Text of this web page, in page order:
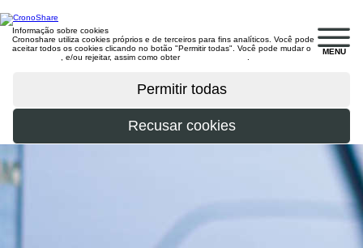
MENU
Informação sobre cookies
Cronoshare utiliza cookies próprios e de terceiros para fins analíticos. Você pode
aceitar todos os cookies clicando no botão "Permitir todas". Você pode mudar o
, e/ou rejeitar, assim como obter